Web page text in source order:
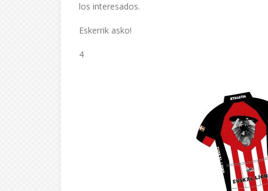
los interesados.
Eskerrik asko!
4